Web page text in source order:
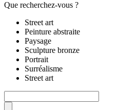
Que recherchez-vous ?
Street art
Peinture abstraite
Paysage
Sculpture bronze
Portrait
Surréalisme
Street art